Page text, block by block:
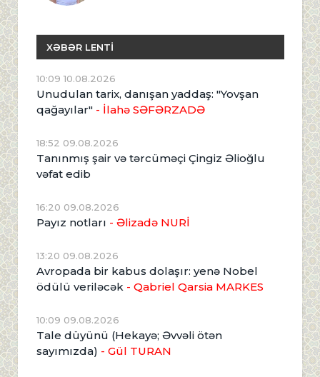
XƏBƏR LENTİ
10:09 10.08.2026
Unudulan tarix, danışan yaddaş: "Yovşan
qağayılar" - İlahə SƏFƏRZADƏ
18:52 09.08.2026
Tanınmış şair və tərcüməçi Çingiz Əlioğlu
vəfat edib
16:20 09.08.2026
Payız notları - Əlizadə NURİ
13:20 09.08.2026
Avropada bir kabus dolaşır: yenə Nobel
ödülü veriləcək - Qabriel Qarsia MARKES
10:09 09.08.2026
Tale düyünü (Hekayə; Əvvəli ötən
sayımızda) - Gül TURAN